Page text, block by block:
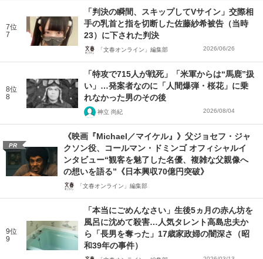
7位
7
「判決の瞬間、スキップしてVサイン」交際相
手の乳首と指を切断した佐藤紗希被告（当時
23）に下された判決
「文春オンライン」編集部 2026/06/26
8位
8
「特攻で715人が戦死」「米軍からは“馬鹿”扱
い」…発案者なのに「人間爆弾・桜花」に乗
れなかった男のその後
神立 尚紀 2026/08/04
PR
《映画『Michael／マイケル』》父ジョセフ・ジャ
クソン役、コールマン・ドミンゴ オフィシャルイ
ンタビュー“観客を魅了した名優、複雑な父親像へ
の想いを語る”《日本興収70億円突破》
「文春オンライン」編集部
9位
9
「本当にごめんなさい」生後5ヵ月の赤ん坊を
風呂に沈めて殺害…人気タレント高島忠夫か
ら「長男を奪った」17歳家政婦の闇深さ（昭
和39年の事件）